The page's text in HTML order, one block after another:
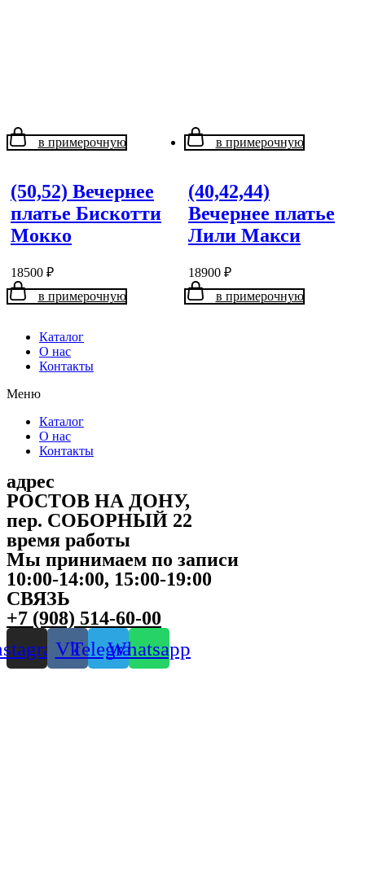
в примерочную
(50,52) Вечернее
платье Бискотти
Мокко
18500 ₽
в примерочную
в примерочную
(40,42,44)
Вечернее платье
Лили Макси
18900 ₽
в примерочную
Каталог
О нас
Контакты
Меню
Каталог
О нас
Контакты
адрес
РОСТОВ НА ДОНУ,
пер. СОБОРНЫЙ 22
время работы
Мы принимаем по записи
10:00-14:00, 15:00-19:00
СВЯЗЬ
+7 (908) 514-60-00
VkTelegramWhatsapp